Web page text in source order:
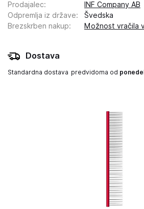
Prodajalec:
INF Company AB
Odpremlja iz države:
Švedska
Brezskrben nakup: Možnost vračila
Dostava
Standardna dostava predvidoma od